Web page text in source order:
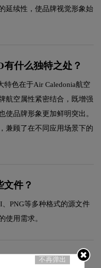
延续性，使品牌视觉形象始
什么独特之处？
特色在于Air Caledonia航空
航空属性紧密结合，既增强
使品牌形象更加鲜明突出。
兼顾了在不同应用场景下的
件？
PNG等多种格式的源文件
使用需求。
什么颜色搭配？
不再弹出